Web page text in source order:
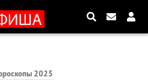
2025